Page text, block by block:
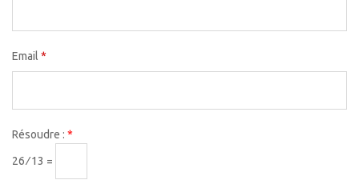
Email *
Résoudre : *
26 ⁄ 13 =